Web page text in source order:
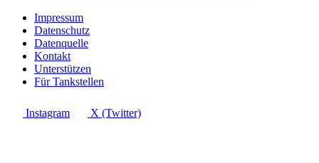
Impressum
Datenschutz
Datenquelle
Kontakt
Unterstützen
Für Tankstellen
Instagram X (Twitter)